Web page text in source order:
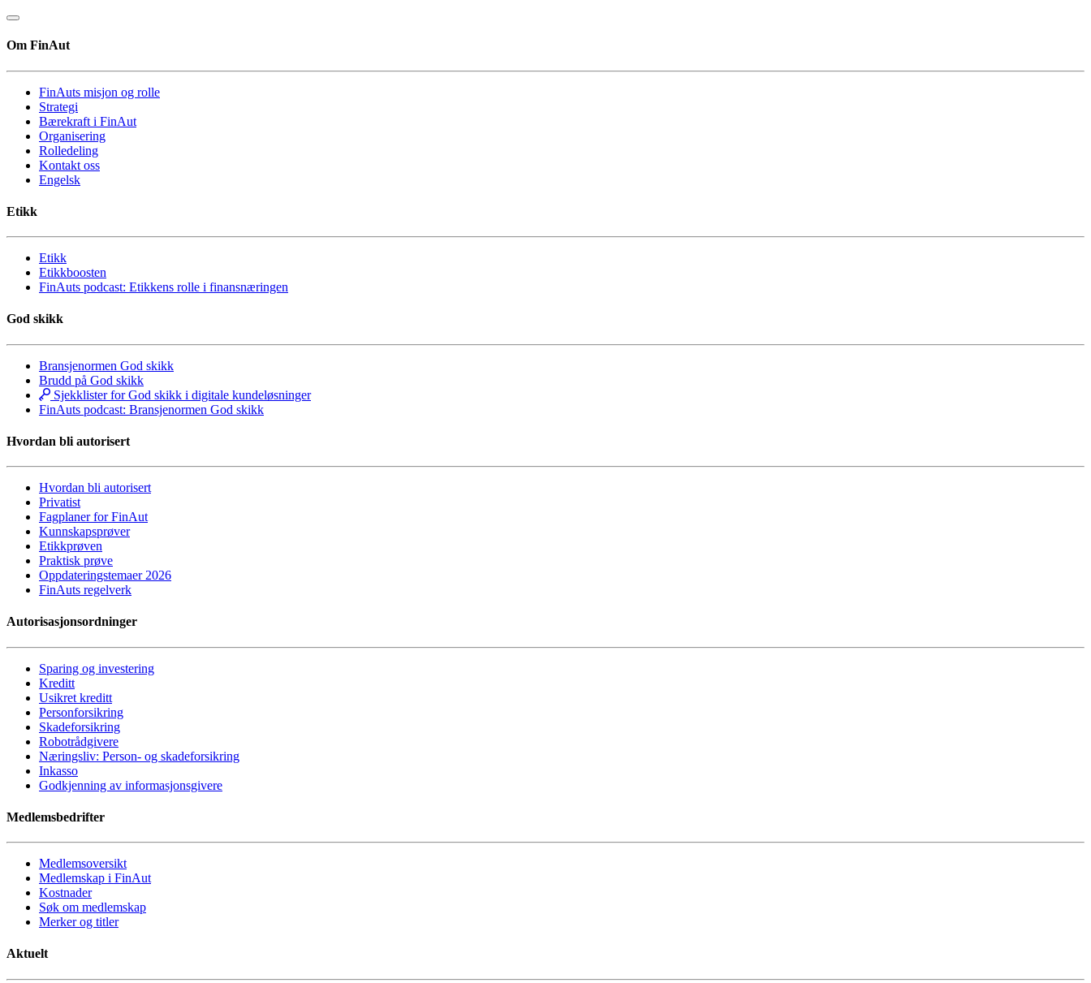
Om FinAut
FinAuts misjon og rolle
Strategi
Bærekraft i FinAut
Organisering
Rolledeling
Kontakt oss
Engelsk
Etikk
Etikk
Etikkboosten
FinAuts podcast: Etikkens rolle i finansnæringen
God skikk
Bransjenormen God skikk
Brudd på God skikk
Sjekklister for God skikk i digitale kundeløsninger
FinAuts podcast: Bransjenormen God skikk
Hvordan bli autorisert
Hvordan bli autorisert
Privatist
Fagplaner for FinAut
Kunnskapsprøver
Etikkprøven
Praktisk prøve
Oppdateringstemaer 2026
FinAuts regelverk
Autorisasjonsordninger
Sparing og investering
Kreditt
Usikret kreditt
Personforsikring
Skadeforsikring
Robotrådgivere
Næringsliv: Person- og skadeforsikring
Inkasso
Godkjenning av informasjonsgivere
Medlemsbedrifter
Medlemsoversikt
Medlemskap i FinAut
Kostnader
Søk om medlemskap
Merker og titler
Aktuelt